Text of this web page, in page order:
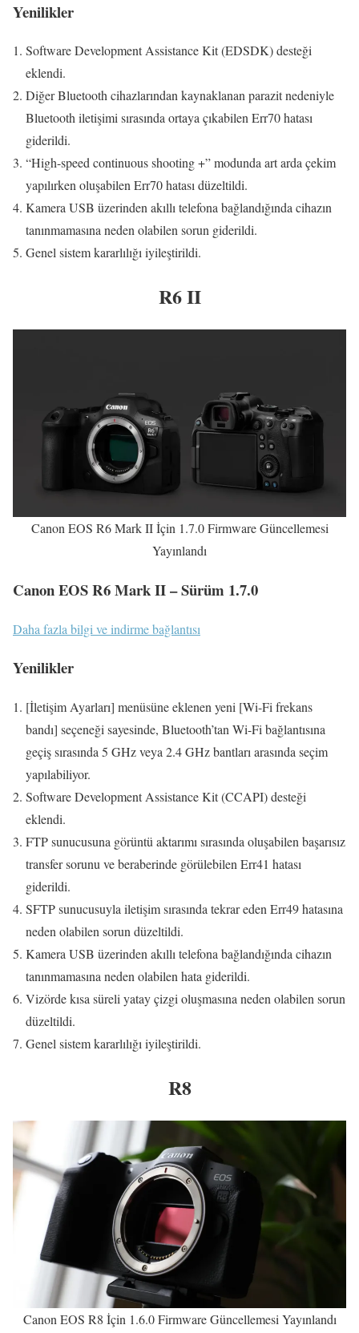
Yenilikler
Software Development Assistance Kit (EDSDK) desteği
eklendi.
Diğer Bluetooth cihazlarından kaynaklanan parazit nedeniyle
Bluetooth iletişimi sırasında ortaya çıkabilen Err70 hatası
giderildi.
“High-speed continuous shooting +” modunda art arda çekim
yapılırken oluşabilen Err70 hatası düzeltildi.
Kamera USB üzerinden akıllı telefona bağlandığında cihazın
tanınmamasına neden olabilen sorun giderildi.
Genel sistem kararlılığı iyileştirildi.
R6 II
Canon EOS R6 Mark II İçin 1.7.0 Firmware Güncellemesi
Yayınlandı
Canon EOS R6 Mark II – Sürüm 1.7.0
Daha fazla bilgi ve indirme bağlantısı
Yenilikler
[İletişim Ayarları] menüsüne eklenen yeni [Wi-Fi frekans
bandı] seçeneği sayesinde, Bluetooth’tan Wi-Fi bağlantısına
geçiş sırasında 5 GHz veya 2.4 GHz bantları arasında seçim
yapılabiliyor.
Software Development Assistance Kit (CCAPI) desteği
eklendi.
FTP sunucusuna görüntü aktarımı sırasında oluşabilen başarısız
transfer sorunu ve beraberinde görülebilen Err41 hatası
giderildi.
SFTP sunucusuyla iletişim sırasında tekrar eden Err49 hatasına
neden olabilen sorun düzeltildi.
Kamera USB üzerinden akıllı telefona bağlandığında cihazın
tanınmamasına neden olabilen hata giderildi.
Vizörde kısa süreli yatay çizgi oluşmasına neden olabilen sorun
düzeltildi.
Genel sistem kararlılığı iyileştirildi.
R8
Canon EOS R8 İçin 1.6.0 Firmware Güncellemesi Yayınlandı